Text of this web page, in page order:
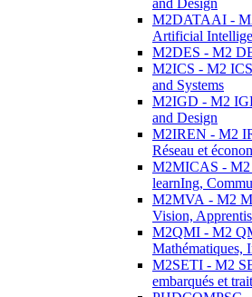
and Design
M2DATAAI -
Artificial
M2DES - M2
M2ICS - M2
and Systems
M2IGD - M2
and Design
M2IREN - M2
Réseau et
M2MICAS -
learnIng,
M2MVA - M2
Vision,
M2QMI - M2
Mathématiques,
M2SETI - M2
embarqués et